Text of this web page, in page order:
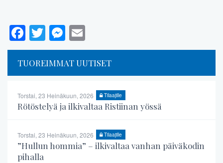
Facebook
TwitterMessenger
TUOREIMMAT UUTISET
Torstai, 23 Heinäkuun, 2026 Tilaajille
Rötöstelyä ja ilkivaltaa Ristiinan yössä
Torstai, 23 Heinäkuun, 2026 Tilaajille
”Hullun hommia” – ilkivaltaa vanhan päiväkodin
pihalla